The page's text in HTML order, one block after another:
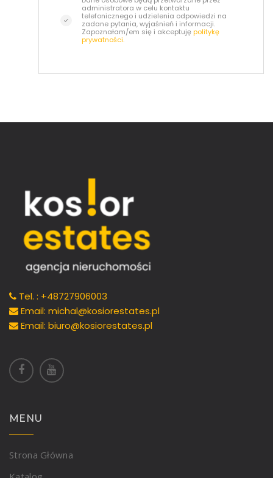
administratora w celu kontaktu
telefonicznego i udzielenia odpowiedzi na
zadane pytania, wyjaśnień i informacji.
Zapoznałam/em się i akceptujępolitykę
prywatności.
Tel. : +48727906003
Email: michal@kosiorestates.pl
Email: biuro@kosiorestates.pl
MENU
Strona Główna